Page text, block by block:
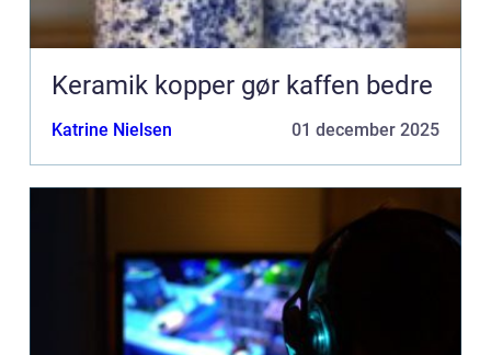
Keramik kopper gør kaffen bedre
Katrine Nielsen 01 december 2025